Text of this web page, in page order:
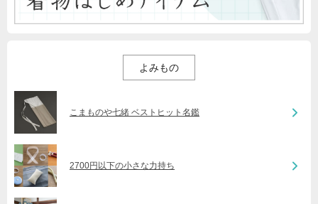
よみもの
こまものや七緒 ベストヒット名鑑
2700円以下の小さな力持ち